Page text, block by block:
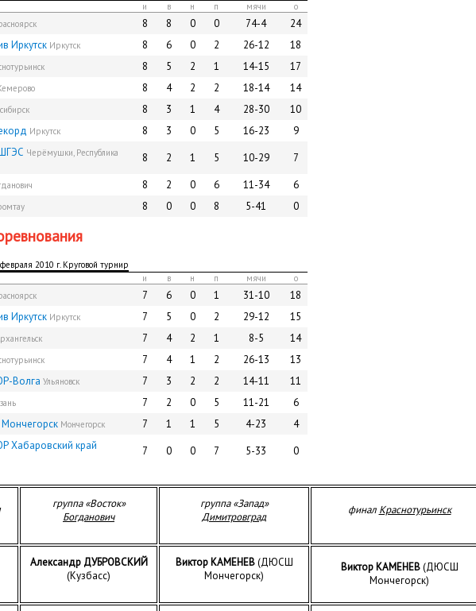
и
в н п мячи о
8 8 0 0 74-4
24
Иркутск Иркутск 8 6 0 2 26-12
18
8 5 2 1 14-15
17
8 4 2 2 18-14
14
8 3 1 4 28-30
10
Иркутск 8 3 0 5 16-23
9
Черёмушки, Республика
8 2 1 5 10-29
7
8 2 0 6 11-34
6
8 0 0 8 5-41 0
2010 г. Круговой турнир
и
в н п мячи о
7 6 0 1 31-10
18
Иркутск Иркутск 7 5 0 2 29-12
15
7 4 2 1 8-5
14
7 4 1 2 26-13
13
Волга Ульяновск 7 3 2 2 14-11
11
7 2 0 5 11-21
6
Мончегорск 7 1 1 5 4-23
4
край 7 0 0 7 5-33 0
группа «Восток»
Богданович
группа «Запад»
Димитровград
финал Краснотурьинск
Александр ДУБРОВСКИЙ
(Кузбасс)
Виктор КАМЕНЕВ (ДЮСШ
Мончегорск)
Виктор КАМЕНЕВ (ДЮСШ
Мончегорск)